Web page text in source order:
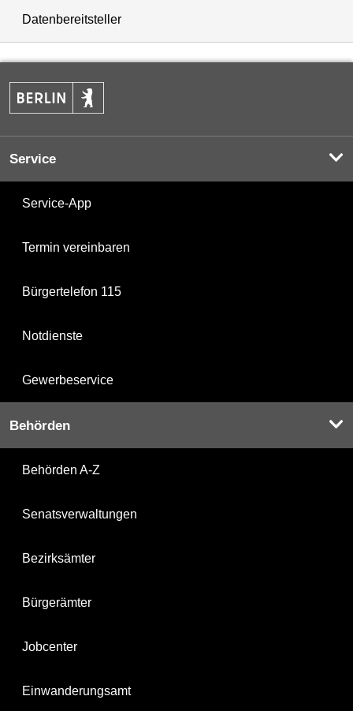
Datenbereitsteller
Service
Service-App
Termin vereinbaren
Bürgertelefon 115
Notdienste
Gewerbeservice
Behörden
Behörden A-Z
Senatsverwaltungen
Bezirksämter
Bürgerämter
Jobcenter
Einwanderungsamt